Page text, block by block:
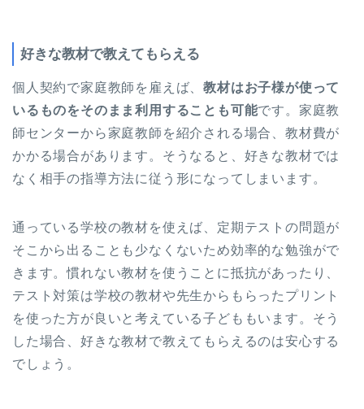
好きな教材で教えてもらえる
個人契約で家庭教師を雇えば、教材はお子様が使って
いるものをそのまま利用することも可能です。家庭教
師センターから家庭教師を紹介される場合、教材費が
かかる場合があります。そうなると、好きな教材では
なく相手の指導方法に従う形になってしまいます。
通っている学校の教材を使えば、定期テストの問題が
そこから出ることも少なくないため効率的な勉強がで
きます。慣れない教材を使うことに抵抗があったり、
テスト対策は学校の教材や先生からもらったプリント
を使った方が良いと考えている子どももいます。そう
した場合、好きな教材で教えてもらえるのは安心する
でしょう。